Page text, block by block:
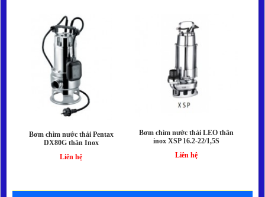
Bơm chìm nước thải Pentax
DX80G thân Inox
Liên hệ
Bơm chìm nước thải LEO thân
inox XSP 16.2-22/1,5S
Liên hệ